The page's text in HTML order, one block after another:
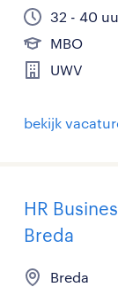
32 - 40
MBO
UWV
bekijk
HR
Breda
Breda